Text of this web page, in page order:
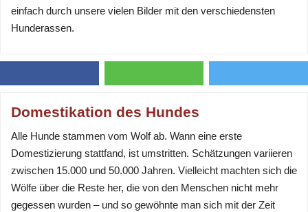
einfach durch unsere vielen Bilder mit den verschiedensten
Hunderassen.
Domestikation des Hundes
Alle Hunde stammen vom Wolf ab. Wann eine erste
Domestizierung stattfand, ist umstritten. Schätzungen variieren
zwischen 15.000 und 50.000 Jahren. Vielleicht machten sich die
Wölfe über die Reste her, die von den Menschen nicht mehr
gegessen wurden – und so gewöhnte man sich mit der Zeit